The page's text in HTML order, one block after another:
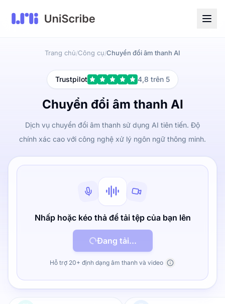
Trang chủ/Công cụ/Chuyển đổi âm thanh AI
Trustpilot 4,8 trên 5
Chuyển đổi âm thanh AI
Dịch vụ chuyển đổi âm thanh sử dụng AI tiên tiến. Độ
chính xác cao với công nghệ xử lý ngôn ngữ thông minh.
Nhấp hoặc kéo thả để tải tệp của bạn lên
Đang tải...
Hỗ trợ 20+ định dạng âm thanh và video